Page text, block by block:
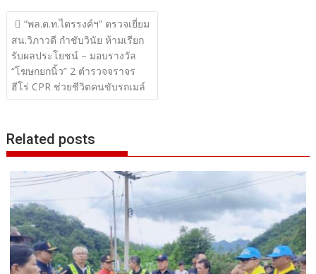
แนะแนว
เรื่อง
“พล.ต.ท.ไตรรงค์ฯ” ตรวจเยี่ยม
สน.วิภาวดี กำชับวินัย ห้ามเรียก
รับผลประโยชน์ – มอบรางวัล
“โฆษกยกนิ้ว” 2 ตำรวจจราจร
ฮีโร่ CPR ช่วยชีวิตคนขับรถเมล์
Related posts